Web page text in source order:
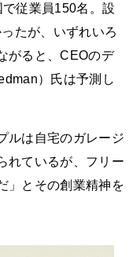
従業員150名。設
たが、いずれいろ
がると、CEOのデ
）氏は予測し
ルは自宅のガレージ
れているが、フリー
」とその創業精神を